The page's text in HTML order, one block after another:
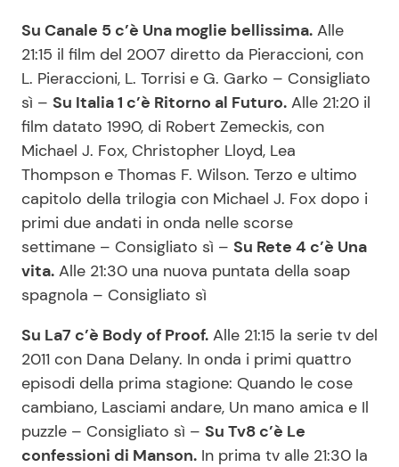
Su Canale 5 c’è Una moglie bellissima. Alle
21:15 il film del 2007 diretto da Pieraccioni, con
L. Pieraccioni, L. Torrisi e G. Garko – Consigliato
sì – Su Italia 1 c’è Ritorno al Futuro. Alle 21:20 il
film datato 1990, di Robert Zemeckis, con
Michael J. Fox, Christopher Lloyd, Lea
Thompson e Thomas F. Wilson. Terzo e ultimo
capitolo della trilogia con Michael J. Fox dopo i
primi due andati in onda nelle scorse
settimane – Consigliato sì – Su Rete 4 c’è Una
vita. Alle 21:30 una nuova puntata della soap
spagnola – Consigliato sì
Su La7 c’è Body of Proof. Alle 21:15 la serie tv del
2011 con Dana Delany. In onda i primi quattro
episodi della prima stagione: Quando le cose
cambiano, Lasciami andare, Un mano amica e Il
puzzle – Consigliato sì – Su Tv8 c’è Le
confessioni di Manson. In prima tv alle 21:30 la